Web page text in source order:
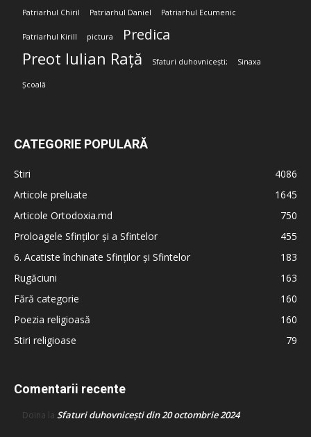
Patriarhul Chiril Patriarhul Daniel Patriarhul Ecumenic
Patriarhul Kirill pictura Predica
Preot Iulian Rață Sfaturi duhovnicești; Sinaxa
Școală
CATEGORIE POPULARĂ
Stiri
4086
Articole preluate
1645
Articole Ortodoxia.md
750
Proloagele Sfinților și a Sfintelor
455
6. Acatiste închinate Sfinților și Sfintelor
183
Rugăciuni
163
Fără categorie
160
Poezia religioasă
160
Stiri religioase
79
Comentarii recente
Doina la Sfaturi duhovnicești din 20 octombrie 2024